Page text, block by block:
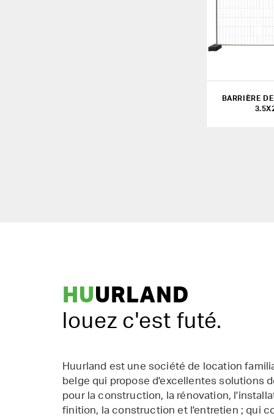
BARRIÈRE
HUURLAND
louez c'est futé.
Huurland est une société de location
belge qui propose d'excellentes solutions
pour la construction, la rénovation,
finition, la construction et l'entretien ; qui